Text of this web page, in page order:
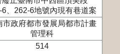
6、262-6地號內現有巷道案
市政府都市發展局都市計畫
管理科
514